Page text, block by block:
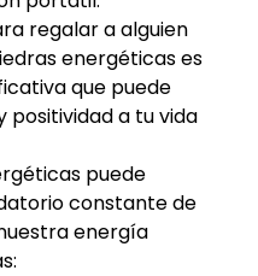
regalar a alguien
energéticas es
que puede
positividad a tu vida
puede
constante de
energía